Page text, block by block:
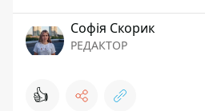
Софія Скорик
РЕДАКТОР
👍